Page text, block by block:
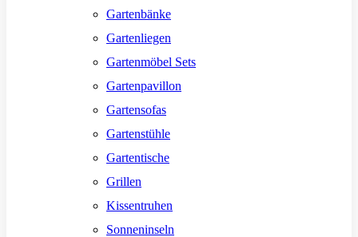
Gartenbänke
Gartenliegen
Gartenmöbel Sets
Gartenpavillon
Gartensofas
Gartenstühle
Gartentische
Grillen
Kissentruhen
Sonneninseln